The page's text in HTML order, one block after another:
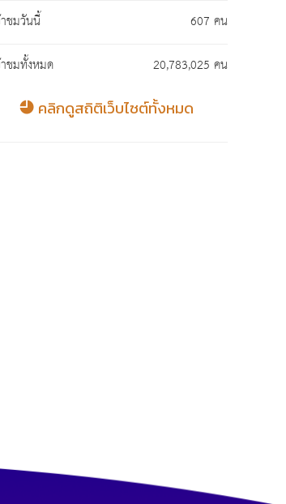
ชมวันนี้
607 คน
ชมทั้งหมด
20,783,025 คน
คลิกดูสถิติเว็บไซต์ทั้งหมด